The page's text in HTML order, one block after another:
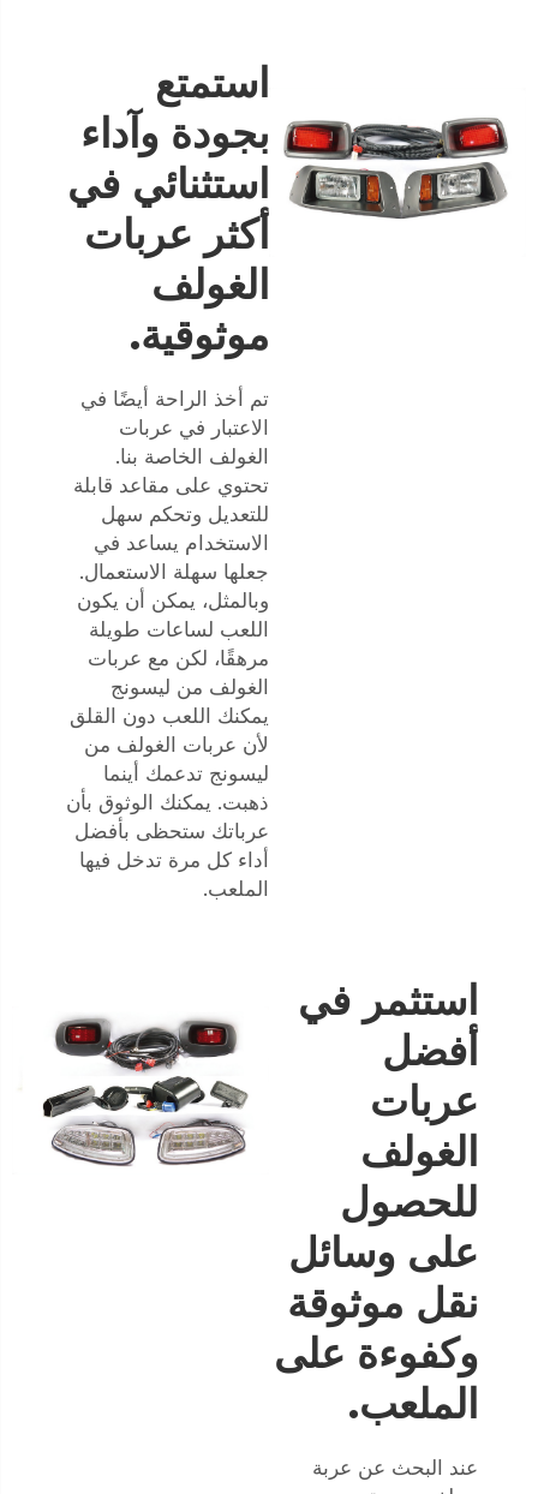
استمتع
بجودة وآداء
استثنائي في
أكثر عربات
الغولف
موثوقية.
تم أخذ الراحة أيضًا في
الاعتبار في عربات
الغولف الخاصة بنا.
تحتوي على مقاعد قابلة
للتعديل وتحكم سهل
الاستخدام يساعد في
جعلها سهلة الاستعمال.
وبالمثل، يمكن أن يكون
اللعب لساعات طويلة
مرهقًا، لكن مع عربات
الغولف من ليسونج
يمكنك اللعب دون القلق
لأن عربات الغولف من
ليسونج تدعمك أينما
ذهبت. يمكنك الوثوق بأن
عرباتك ستحظى بأفضل
أداء كل مرة تدخل فيها
الملعب.
استثمر في
أفضل
عربات
الغولف
للحصول
على وسائل
نقل موثوقة
وكفوءة على
الملعب.
عند البحث عن عربة